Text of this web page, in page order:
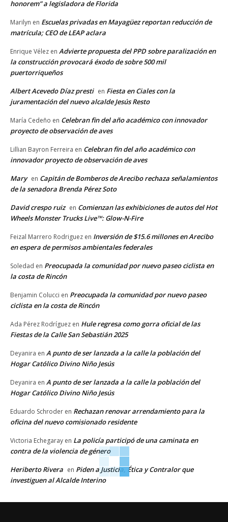
honorem” a legisladora de Florida
Marilyn en Escuelas privadas en Mayagüez reportan reducción de
matrícula; CEO de LEAP aclara
Enrique Vélez en Advierte propuesta del PPD sobre paralización en
la construcción provocará éxodo de sobre 500 mil
puertorriqueños
Albert Acevedo Díaz presti en Fiesta en Ciales con la
juramentación del nuevo alcalde Jesús Resto
María Cedeño en Celebran fin del año académico con innovador
proyecto de observación de aves
Lillian Bayron Ferreira en Celebran fin del año académico con
innovador proyecto de observación de aves
Mary en Capitán de Bomberos de Arecibo rechaza señalamientos
de la senadora Brenda Pérez Soto
David crespo ruiz en Comienzan las exhibiciones de autos del Hot
Wheels Monster Trucks Live™: Glow-N-Fire
Feizal Marrero Rodriguez en Inversión de $15.6 millones en Arecibo
en espera de permisos ambientales federales
Soledad en Preocupada la comunidad por nuevo paseo ciclista en
la costa de Rincón
Benjamin Colucci en Preocupada la comunidad por nuevo paseo
ciclista en la costa de Rincón
Ada Pérez Rodríguez en Hule regresa como gorra oficial de las
Fiestas de la Calle San Sebastián 2025
Deyanira en A punto de ser lanzada a la calle la población del
Hogar Católico Divino Niño Jesús
Deyanira en A punto de ser lanzada a la calle la población del
Hogar Católico Divino Niño Jesús
Eduardo Schroder en Rechazan renovar arrendamiento para la
oficina del nuevo comisionado residente
Victoria Echegaray en La policía participó de una caminata en
contra de la violencia de género
Heriberto Rivera en Piden a Justicia, Ética y Contralor que
investiguen al Alcalde Interino